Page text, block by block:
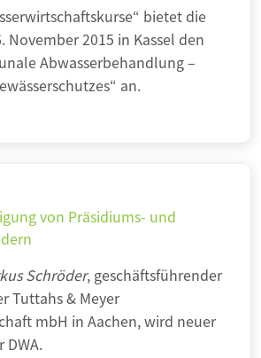
bietet die
November 2015 in Kassel den
Abwasserbehandlung –
an.
von Präsidiums- und
Schröder, geschäftsführender
Tuttahs & Meyer
mbH in Aachen, wird neuer
DWA.